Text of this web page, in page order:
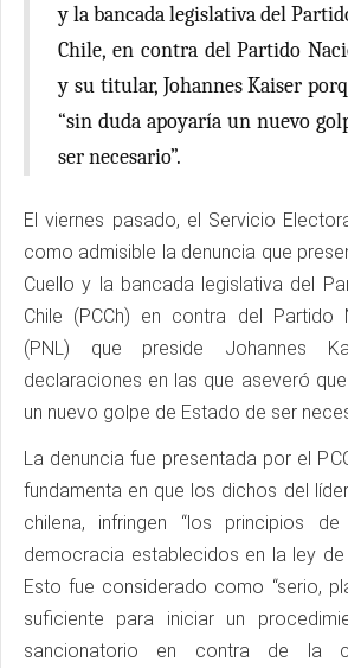
y la bancada legislativa del
Chile, en contra del Partido
y su titular, Johannes Kaiser
“sin duda apoyaría un nuevo
ser necesario”.
El viernes pasado, el Servicio
como admisible la denuncia que
Cuello y la bancada legislativa del
Chile (PCCh) en contra del Partido
(PNL) que preside Johannes
declaraciones en las que aseveró
un nuevo golpe de Estado de ser
La denuncia fue presentada por el
fundamenta en que los dichos del
chilena, infringen “los principios
democracia establecidos en la ley de
Esto fue considerado como “serio,
suficiente para iniciar un
sancionatorio en contra de la